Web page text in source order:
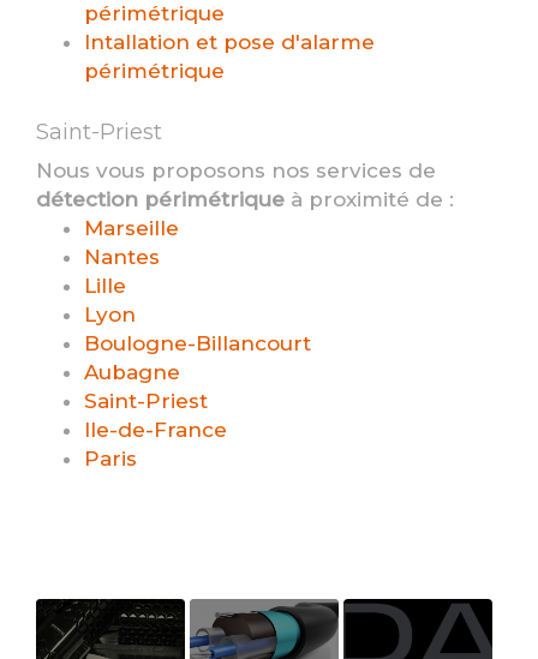
périmétrique
Intallation et pose d'alarme
périmétrique
Saint-Priest
Nous vous proposons nos services de
détection périmétrique à proximité de :
Marseille
Nantes
Lille
Lyon
Boulogne-Billancourt
Aubagne
Saint-Priest
Ile-de-France
Paris